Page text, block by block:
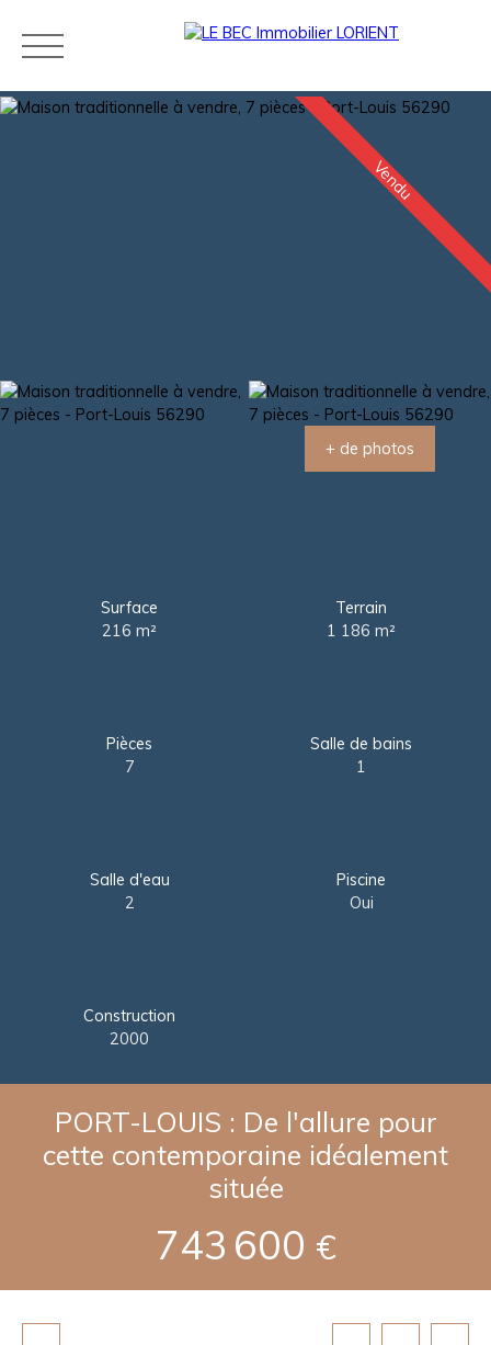
Contact Estimation
Vendu
+ de photos
Surface
216m²
Terrain
1 186m²
Pièces
7
Salle de bains
1
Salle d'eau
2
Piscine
Oui
Construction
2000
PORT-LOUIS : De l'allure pour
cette contemporaine idéalement
située
743 600 €